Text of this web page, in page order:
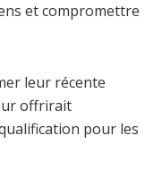
et compromettre
leur récente
offrirait
pour les